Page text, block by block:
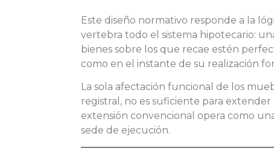
Este diseño normativo responde a la
vertebra todo el sistema hipotecario:
bienes sobre los que recae estén
como en el instante de su realización
La sola afectación funcional de los
registral, no es suficiente para extender
extensión convencional opera como
sede de ejecución.